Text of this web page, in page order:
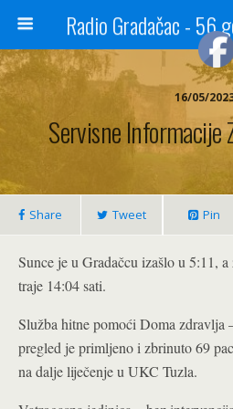
16/05/
Servisne
Share Tweet Pin
Sunce je u Gradačcu izašlo u 5:11,
traje 14:04 sati.
Služba hitne pomoći Doma zdravlja
pregled je primljeno i zbrinuto 69
na dalje liječenje u UKC Tuzla.